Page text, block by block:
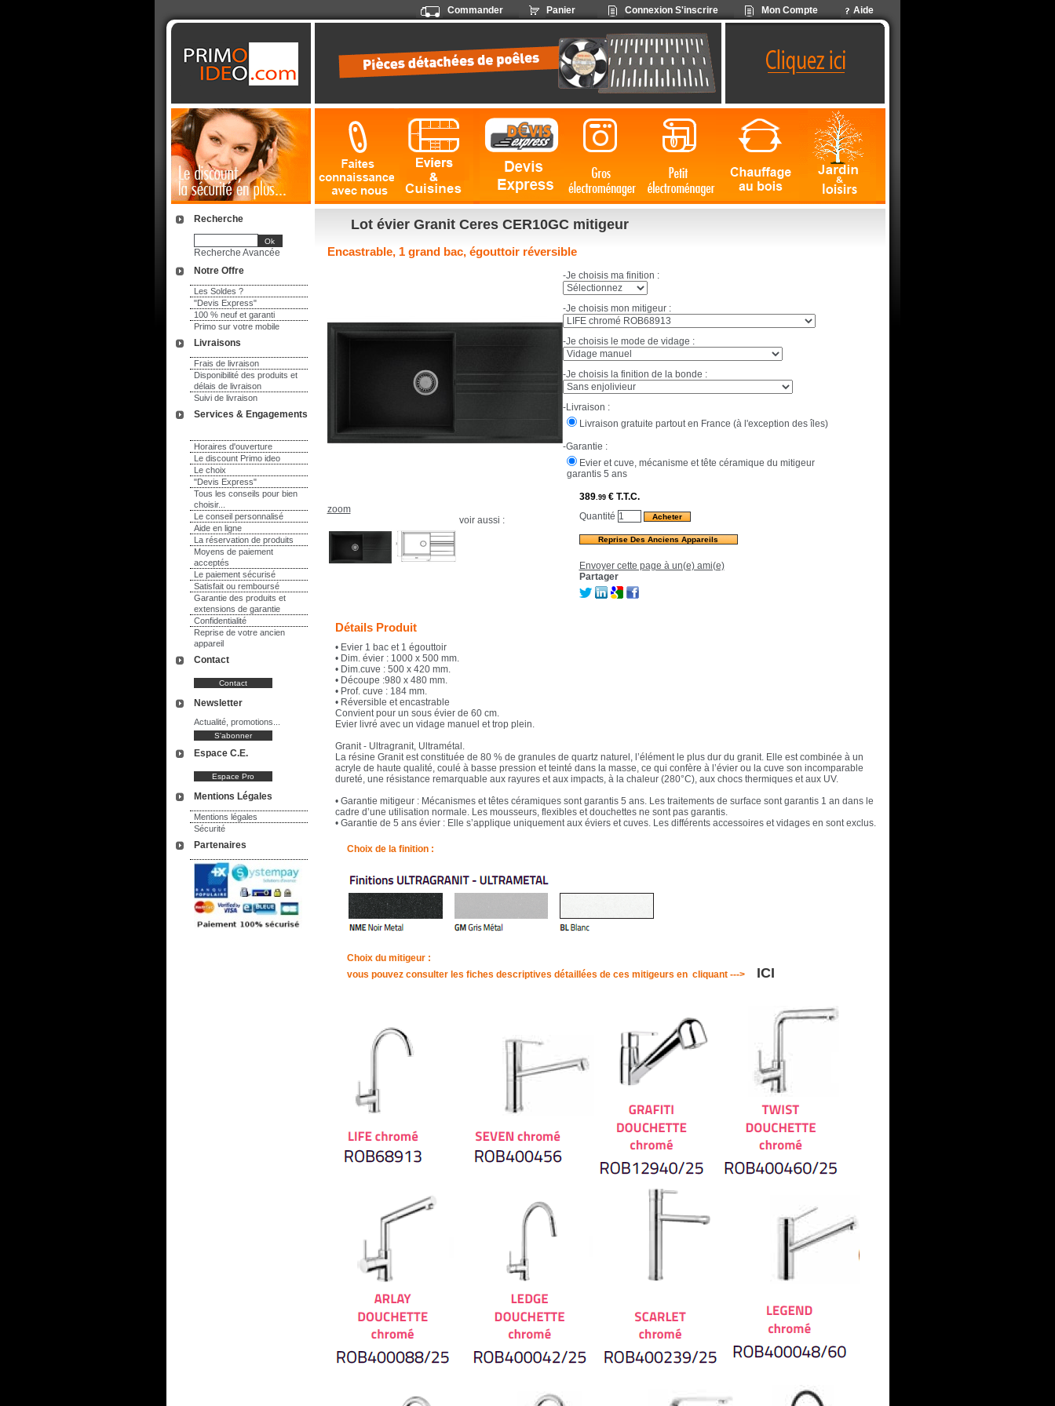
Aide
Mon Compte
Connexion S'inscrire
Panier
Commander
Notre Offre
Les Soldes ?
"Devis Express"
100 % neuf et garanti
Primo sur votre mobile
Livraisons
Frais de livraison
Disponibilité des produits et
délais de livraison
Suivi de livraison
Services & Engagements
Horaires d'ouverture
Le discount Primo ideo
Le choix
"Devis Express"
Tous les conseils pour bien
choisir...
Le conseil personnalisé
Aide en ligne
La réservation de produits
Moyens de paiement
acceptés
Le paiement sécurisé
Satisfait ou remboursé
Garantie des produits et
extensions de garantie
Confidentialité
Reprise de votre ancien
appareil
Recherche
Recherche Avancée
Contact
Newsletter
Actualité, promotions...
Espace C.E.
Mentions Légales
Mentions légales
Sécurité
Partenaires
Lot évier Granit Ceres CER10GC mitigeur
Encastrable, 1 grand bac, égouttoir réversible
zoom
voir aussi :
-Je choisis ma finition :
-Je choisis mon mitigeur :
-Je choisis le mode de vidage :
-Je choisis la finition de la bonde :
-Livraison :
Livraison gratuite partout en France (à l'exception des îles)
-Garantie :
Evier et cuve, mécanisme et tête céramique du mitigeur
garantis 5 ans
389.99€ T.T.C.
Quantité
Reprise Des Anciens Appareils
Envoyer cette page à un(e) ami(e)
Partager
Détails Produit
• Evier 1 bac et 1 égouttoir
• Dim. évier : 1000 x 500 mm.
• Dim.cuve : 500 x 420 mm.
• Découpe :980 x 480 mm.
• Prof. cuve : 184 mm.
• Réversible et encastrable
Convient pour un sous évier de 60 cm.
Evier livré avec un vidage manuel et trop plein.
Granit - Ultragranit, Ultramétal.
La résine Granit est constituée de 80 % de granules de quartz naturel, l’élément le plus dur du granit. Elle est combinée à un
acryle de haute qualité, coulé à basse pression et teinté dans la masse, ce qui confère à l’évier ou la cuve son incomparable
dureté, une résistance remarquable aux rayures et aux impacts, à la chaleur (280°C), aux chocs thermiques et aux UV.
• Garantie mitigeur : Mécanismes et têtes céramiques sont garantis 5 ans. Les traitements de surface sont garantis 1 an dans le
cadre d’une utilisation normale. Les mousseurs, flexibles et douchettes ne sont pas garantis.
• Garantie de 5 ans évier : Elle s’applique uniquement aux éviers et cuves. Les différents accessoires et vidages en sont exclus.
Choix de la finition :
Choix du mitigeur :
vous pouvez consulter les fiches descriptives détaillées de ces mitigeurs en cliquant ---> ICI